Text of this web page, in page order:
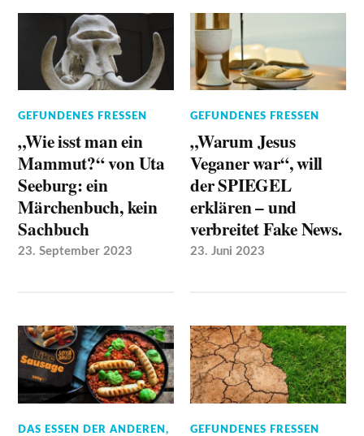
GEFUNDENES FRESSEN
„Wie isst man ein
Mammut?“ von Uta
Seeburg: ein
Märchenbuch, kein
Sachbuch
23. September 2023
GEFUNDENES FRESSEN
„Warum Jesus
Veganer war“, will
der SPIEGEL
erklären – und
verbreitet Fake News.
23. Juni 2023
DAS ESSEN DER ANDEREN,
GEFUNDENES FRESSEN